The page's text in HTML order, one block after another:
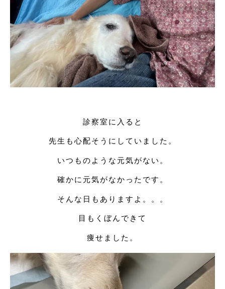
診察室に入ると
先生も心配そうにしていました。
いつものような元気がない。
確かに元気がなかったです。
そんな日もありますよ。。。
目もくぼんできて
痩せました。